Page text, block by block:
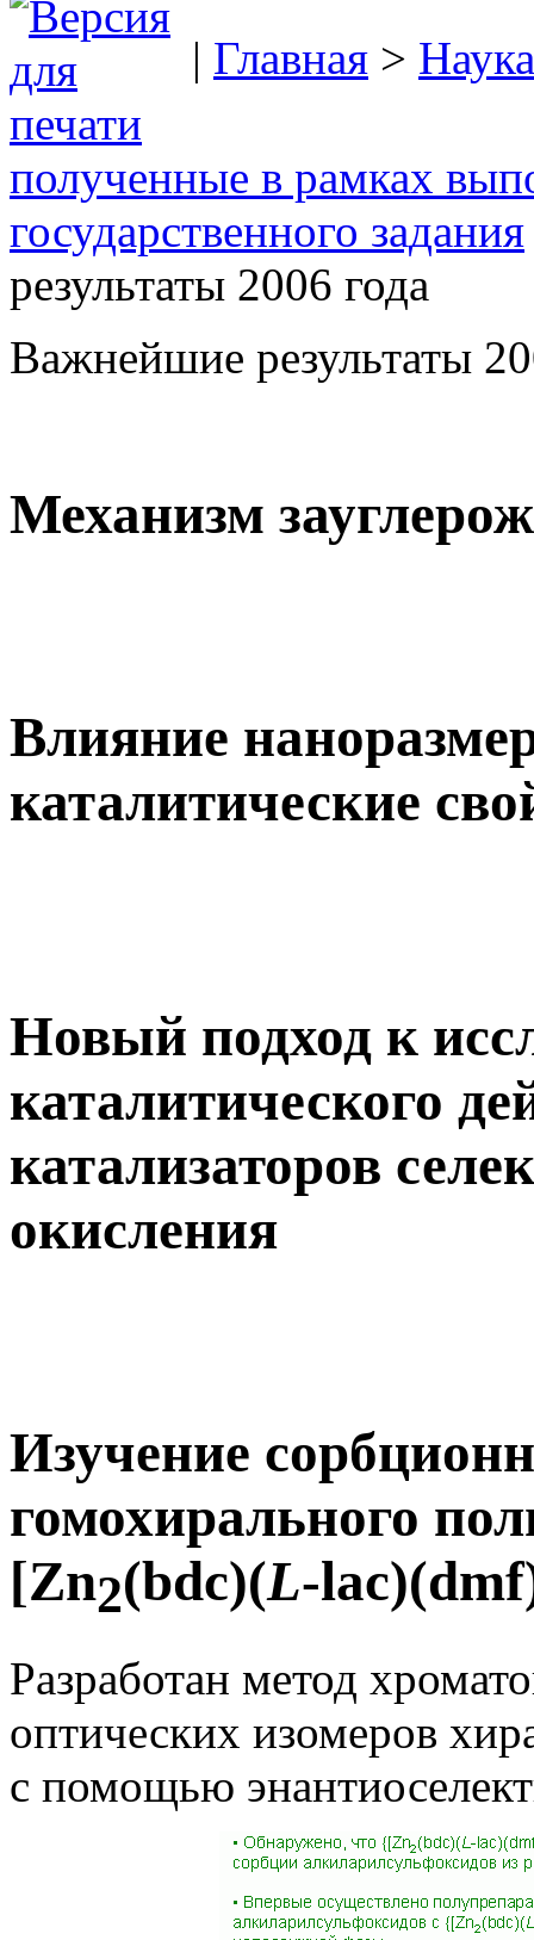
| Главная > Наука
полученные в рамках
государственного задания
результаты 2006 года
Важнейшие результаты
Механизм
Влияние
каталитические
Новый подход к
каталитического
катализаторов
окисления
Изучение
гомохирального
[Zn2(bdc)(L-
Разработан метод
оптических изомеров
с помощью